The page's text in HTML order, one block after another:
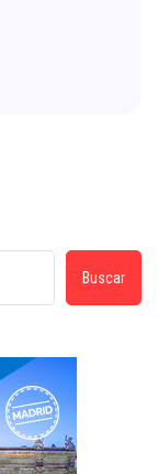
Buscar